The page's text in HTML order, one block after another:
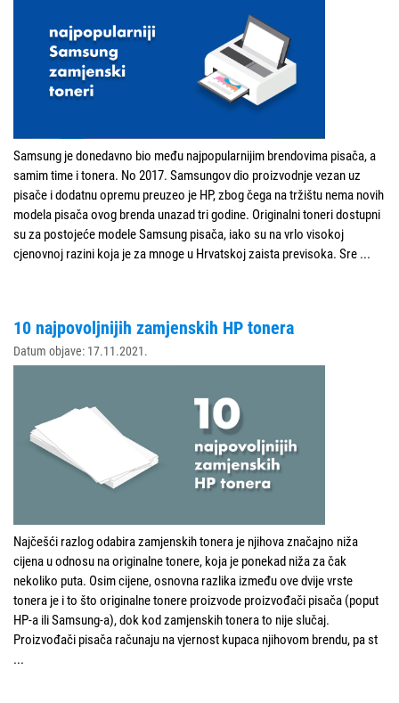
Samsung je donedavno bio među najpopularnijim brendovima pisača, a
samim time i tonera. No 2017. Samsungov dio proizvodnje vezan uz
pisače i dodatnu opremu preuzeo je HP, zbog čega na tržištu nema novih
modela pisača ovog brenda unazad tri godine. Originalni toneri dostupni
su za postojeće modele Samsung pisača, iako su na vrlo visokoj
cjenovnoj razini koja je za mnoge u Hrvatskoj zaista previsoka. Sre ...
10 najpovoljnijih zamjenskih HP tonera
Datum objave: 17.11.2021.
Najčešći razlog odabira zamjenskih tonera je njihova značajno niža
cijena u odnosu na originalne tonere, koja je ponekad niža za čak
nekoliko puta. Osim cijene, osnovna razlika između ove dvije vrste
tonera je i to što originalne tonere proizvode proizvođači pisača (poput
HP-a ili Samsung-a), dok kod zamjenskih tonera to nije slučaj.
Proizvođači pisača računaju na vjernost kupaca njihovom brendu, pa st
...